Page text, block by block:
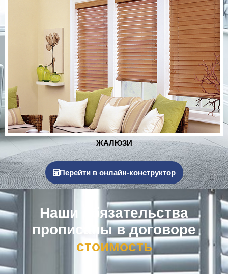
РОЛЬСТАВНИ
Перейти в онлайн-конструктор
Наши обязательства
прописаны в договоре
омпенсация